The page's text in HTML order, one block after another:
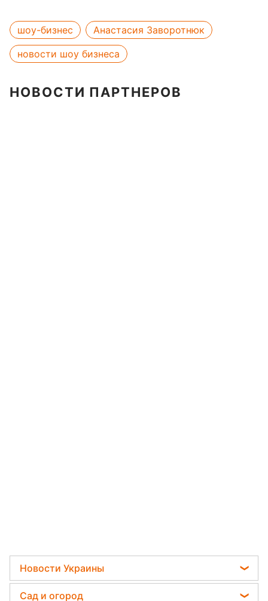
шоу-бизнес
Анастасия Заворотнюк
новости шоу бизнеса
НОВОСТИ ПАРТНЕРОВ
Новости Украины
Пенсии в Украине
Сад и огород